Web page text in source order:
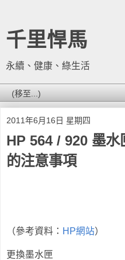
千里悍馬
永續、健康、綠生活
2011年6月16日 星期四
HP 564 / 920 墨
的注意事項
（參考資料： HP網站）
更換墨水匣